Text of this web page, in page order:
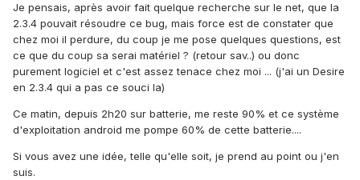
Je pensais, après avoir fait quelque recherche sur le net, que la
2.3.4 pouvait résoudre ce bug, mais force est de constater que
chez moi il perdure, du coup je me pose quelques questions, est
ce que du coup sa serai matériel ? (retour sav..) ou donc
purement logiciel et c'est assez tenace chez moi ... (j'ai un Desire
en 2.3.4 qui a pas ce souci la)
Ce matin, depuis 2h20 sur batterie, me reste 90% et ce système
d'exploitation android me pompe 60% de cette batterie....
Si vous avez une idée, telle qu'elle soit, je prend au point ou j'en
suis.